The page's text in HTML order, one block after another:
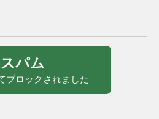
パム
ブロックされました